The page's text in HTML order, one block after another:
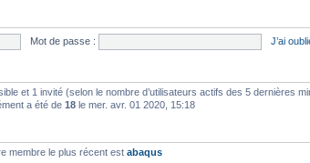
Mot de passe : J’ai
et 1 invité (selon le nombre d’utilisateurs actifs des 5 dernières
a été de 18 le mer. avr. 01 2020, 15:18
membre le plus récent est abaqus